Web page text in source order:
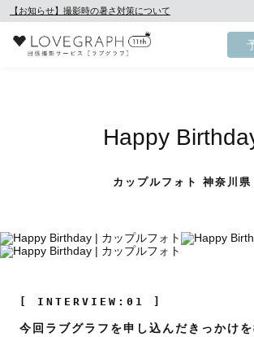
【お知らせ】撮影時の暑さ対策について
Happy
カップルフォト 神奈川県
[ INTERVIEW:01 ]
今回ラブグラフを申し込んだきっかけ